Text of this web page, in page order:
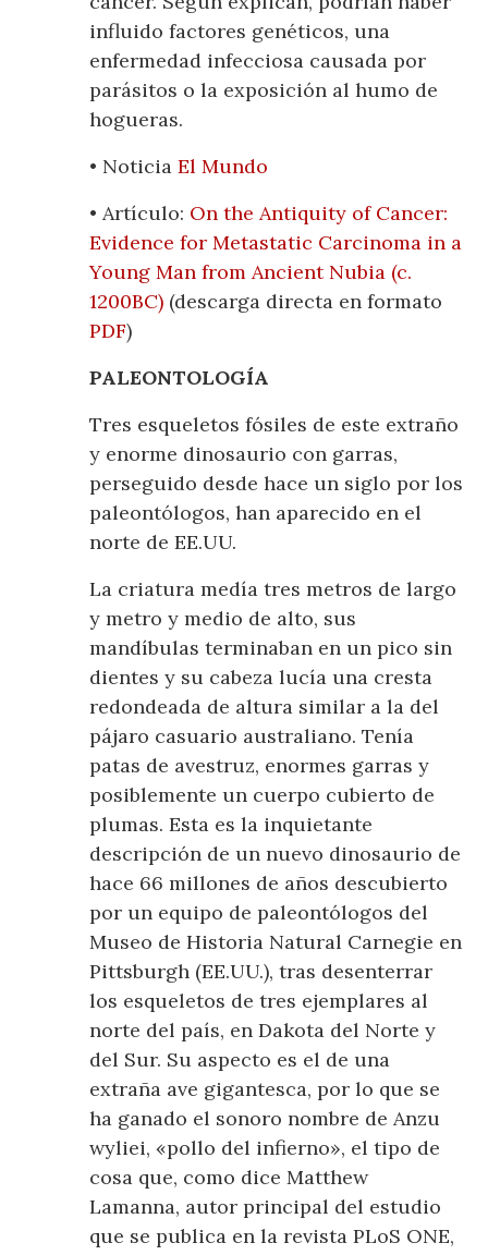
influido factores genéticos, una
enfermedad infecciosa causada por
parásitos o la exposición al humo de
hogueras.
• NoticiaEl Mundo
• Artículo: On the Antiquity of Cancer:
Evidence for Metastatic Carcinoma in a
Young Man from Ancient Nubia (c.
1200BC) (descarga directa en formato
PDF)
PALEONTOLOGÍA
Tres esqueletos fósiles de este extraño
y enorme dinosaurio con garras,
perseguido desde hace un siglo por los
paleontólogos, han aparecido en el
norte de EE.UU.
La criatura medía tres metros de largo
y metro y medio de alto, sus
mandíbulas terminaban en un pico sin
dientes y su cabeza lucía una cresta
redondeada de altura similar a la del
pájaro casuario australiano. Tenía
patas de avestruz, enormes garras y
posiblemente un cuerpo cubierto de
plumas. Esta es la inquietante
descripción de un nuevo dinosaurio de
hace 66 millones de años descubierto
por un equipo de paleontólogos del
Museo de Historia Natural Carnegie en
Pittsburgh (EE.UU.), tras desenterrar
los esqueletos de tres ejemplares al
norte del país, en Dakota del Norte y
del Sur. Su aspecto es el de una
extraña ave gigantesca, por lo que se
ha ganado el sonoro nombre de Anzu
wyliei, «pollo del infierno», el tipo de
cosa que, como dice Matthew
Lamanna, autor principal del estudio
que se publica en la revista PLoS ONE,